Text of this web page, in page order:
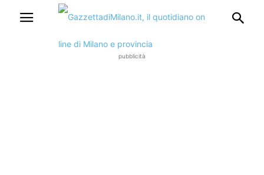
pubblicità